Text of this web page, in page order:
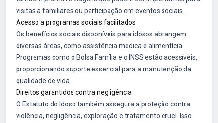
visitas a familiares ou participação em eventos sociais.
Acesso a programas sociais facilitados
Os benefícios sociais disponíveis para idosos abrangem
diversas áreas, como assistência médica e alimentícia.
Programas como o Bolsa Família e o INSS estão acessíveis,
proporcionando suporte essencial para a manutenção da
qualidade de vida.
Direitos garantidos contra negligência
O Estatuto do Idoso também assegura a proteção contra
violência, negligência, exploração e tratamento cruel. Isso